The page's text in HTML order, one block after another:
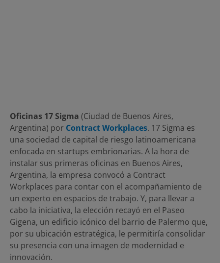
Oficinas 17 Sigma (Ciudad de Buenos Aires,
Argentina) por Contract Workplaces. 17 Sigma es
una sociedad de capital de riesgo latinoamericana
enfocada en startups embrionarias. A la hora de
instalar sus primeras oficinas en Buenos Aires,
Argentina, la empresa convocó a Contract
Workplaces para contar con el acompañamiento de
un experto en espacios de trabajo. Y, para llevar a
cabo la iniciativa, la elección recayó en el Paseo
Gigena, un edificio icónico del barrio de Palermo que,
por su ubicación estratégica, le permitiría consolidar
su presencia con una imagen de modernidad e
innovación.